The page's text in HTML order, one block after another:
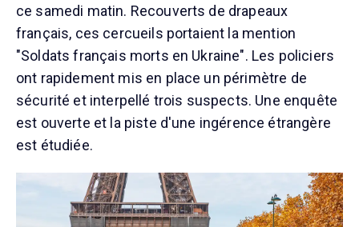
ce samedi matin. Recouverts de drapeaux
français, ces cercueils portaient la mention
"Soldats français morts en Ukraine". Les policiers
ont rapidement mis en place un périmètre de
sécurité et interpellé trois suspects. Une enquête
est ouverte et la piste d'une ingérence étrangère
est étudiée.